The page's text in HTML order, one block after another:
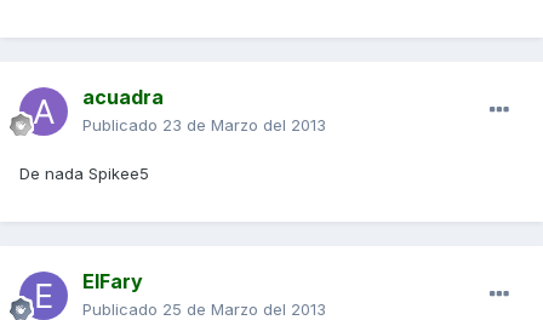
acuadra
Publicado 23 de Marzo del 2013
De nada Spikee5
ElFary
Publicado 25 de Marzo del 2013